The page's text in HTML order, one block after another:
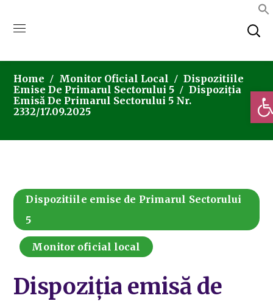
Home Monitor Oficial Local
Dispozitiile
Emise De Primarul Sectorului 5
Dispoziția
Emisă De Primarul Sectorului 5 Nr.
2332/17.09.2025
Dispozitiile emise de Primarul Sectorului
5
Monitor oficial local
Dispoziția emisă de